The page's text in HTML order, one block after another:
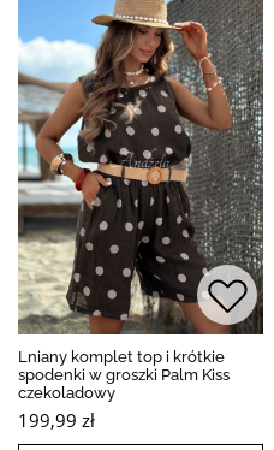
Lniany komplet top i krótkie
spodenki w groszki Palm Kiss
czekoladowy
199,99 zł